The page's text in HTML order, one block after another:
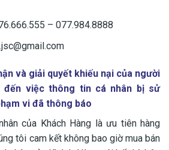
– 077.984.8888
và giải quyết khiếu nại của người
đến việc thông tin cá nhân bị sử
vi đã thông báo
của Khách Hàng là ưu tiên hàng
tôi cam kết không bao giờ mua bán